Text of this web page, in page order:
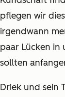
pflegen wir
irgendwann
paar Lücken in
sollten
Driek und sein